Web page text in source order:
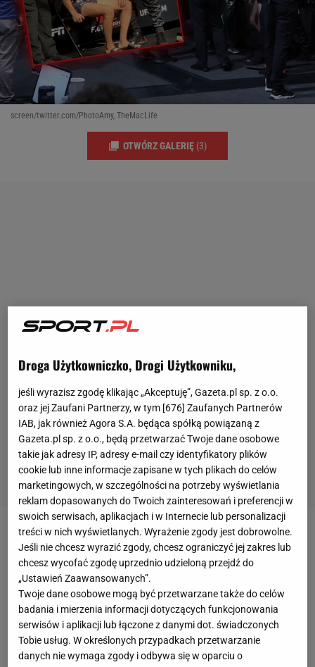
screen/twitter.com/PhotoAmy, TheMacLife
OTWÓRZ GALERIĘ (3)
"Skrajna głupota. Naprawdę nie rozumiem, czemu
zawodnicyszukają szansy w takich trikach. Trzeba
walczyć w swojej wadze, a nie obijać lżejszych i
mniejszych od siebie. To w ogóle nie powinno być
akceptowane. Przerażające" - czytamy w
komentarzach pod wideo, na którym widać
krańcowo wyniszczonego Ryana Benoita, który na
Droga Użytkowniczko, Drogi Użytkowniku,
jeśli wyrazisz zgodę klikając „Akceptuję”, Gazeta.pl sp. z o.o.
oraz jej Zaufani Partnerzy, w tym [676] Zaufanych Partnerów
IAB, jak również Agora S.A. będąca spółką powiązaną z
Gazeta.pl sp. z o.o., będą przetwarzać Twoje dane osobowe
takie jak adresy IP, adresy e-mail czy identyfikatory plików
cookie lub inne informacje zapisane w tych plikach do celów
marketingowych, w szczególności na potrzeby wyświetlania
reklam dopasowanych do Twoich zainteresowań i preferencji w
swoich serwisach, aplikacjach i w Internecie lub personalizacji
treści w nich wyświetlanych. Wyrażenie zgody jest dobrowolne.
Jeśli nie chcesz wyrazić zgody, chcesz ograniczyć jej zakres lub
chcesz wycofać zgodę uprzednio udzieloną przejdź do
„Ustawień Zaawansowanych”.
Twoje dane osobowe mogą być przetwarzane także do celów
badania i mierzenia informacji dotyczących funkcjonowania
serwisów i aplikacji lub łączone z danymi dot. świadczonych
Tobie usług. W określonych przypadkach przetwarzanie
danych nie wymaga zgody i odbywa się w oparciu o